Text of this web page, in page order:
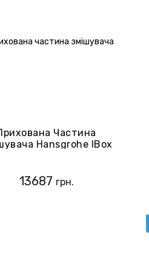
Частина
Hansgrohe IBox
13687 грн.